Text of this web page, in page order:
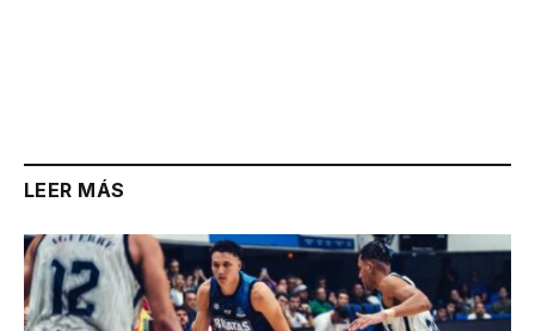
LEER MÁS